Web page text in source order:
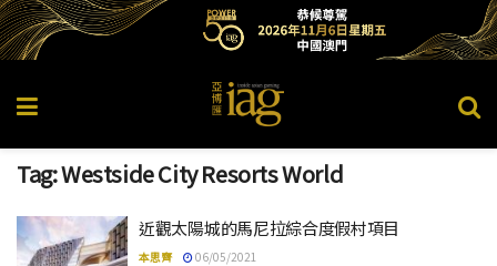
Tag:Westside City Resorts World
近觀太陽城的馬尼拉綜合度假村項目
本思齊 06/05/2021